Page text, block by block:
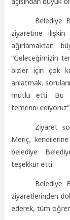
Belediye
ziyaretine ilişkin
ağırlamaktan
“Geleceğimizin
bizler için çok
anlatmak,
mutlu etti. Bu
temenni
Ziyaret
Meriç,
belediye
teşekkür etti.
Belediye
ziyaretlerinden
ederek, tüm